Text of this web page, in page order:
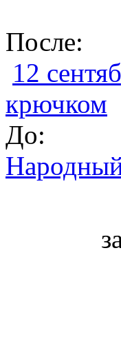
После:
12
крючком
До: